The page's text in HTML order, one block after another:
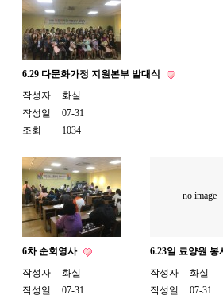
6.29 다문화가정 지원본부 발대식
작성자
화실
작성일
07-31
조회
1034
6차 순회영사
작성자
화실
작성일
07-31
no image
6.23일 료양원 봉
작성자
화실
작성일
07-31